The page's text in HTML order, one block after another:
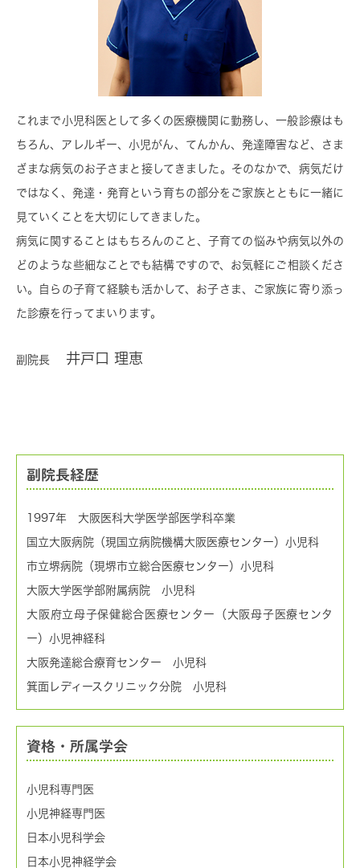
これまで小児科医として多くの医療機関に勤務し、一般診療はも
ちろん、アレルギー、小児がん、てんかん、発達障害など、さま
ざまな病気のお子さまと接してきました。そのなかで、病気だけ
ではなく、発達・発育という育ちの部分をご家族とともに一緒に
見ていくことを大切にしてきました。
病気に関することはもちろんのこと、子育ての悩みや病気以外の
どのような些細なことでも結構ですので、お気軽にご相談くださ
い。自らの子育て経験も活かして、お子さま、ご家族に寄り添っ
た診療を行ってまいります。
副院長 井戸口 理恵
副院長経歴
1997年 大阪医科大学医学部医学科卒業
国立大阪病院（現国立病院機構大阪医療センター）小児科
市立堺病院（現堺市立総合医療センター）小児科
大阪大学医学部附属病院 小児科
大阪府立母子保健総合医療センター（大阪母子医療センタ
ー）小児神経科
大阪発達総合療育センター 小児科
箕面レディースクリニック分院 小児科
資格・所属学会
小児科専門医
小児神経専門医
日本小児科学会
日本小児神経学会